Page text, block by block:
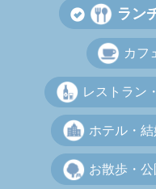
ラン
カフ
レストラン
ホテル・
お散歩・公